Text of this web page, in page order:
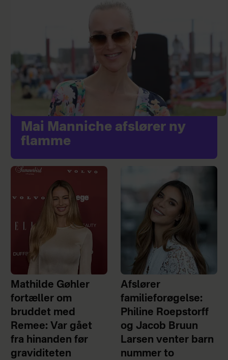
Mai Manniche afslører ny
flamme
Mathilde Gøhler
fortæller om
bruddet med
Remee: Var gået
fra hinanden før
graviditeten
Afslører
familieforøgelse:
Philine Roepstorff
og Jacob Bruun
Larsen venter barn
nummer to